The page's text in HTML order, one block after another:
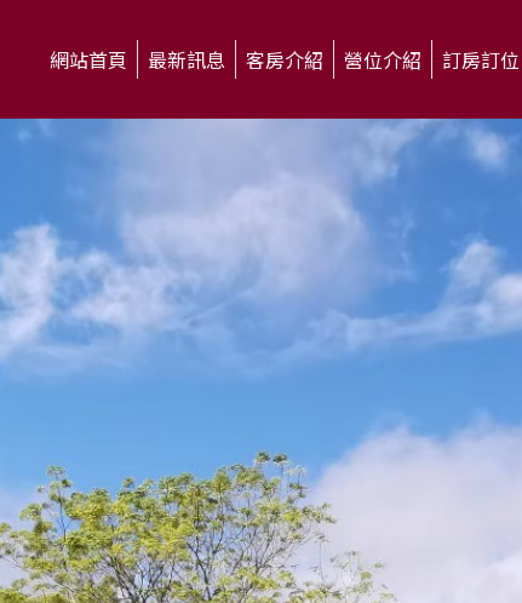
網站首頁 最新訊息 客房介紹 營位介紹 訂房訂位